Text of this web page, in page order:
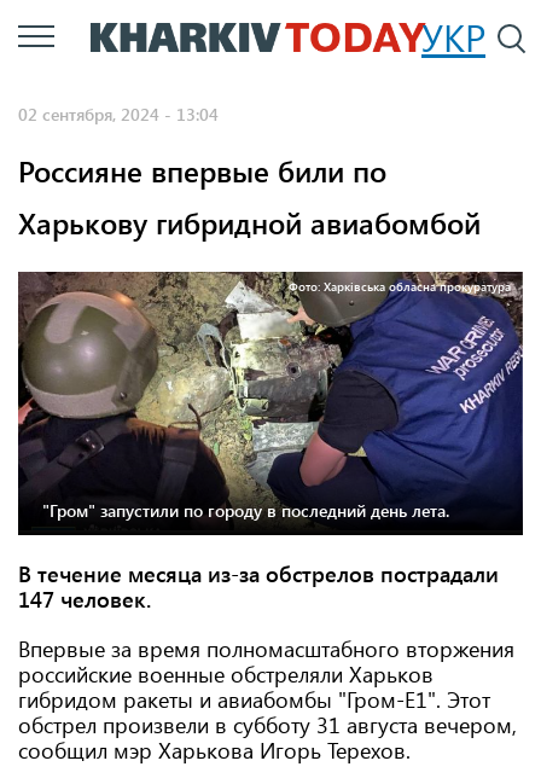
Перейти
к
УКР
02 сентября, 2024 - 13:04
Россияне впервые били по
Харькову гибридной авиабомбой
Фото: Харківська обласна прокуратура
"Гром" запустили по городу в последний день лета.
В течение месяца из-за обстрелов пострадали
147 человек.
Впервые за время полномасштабного вторжения
российские военные обстреляли Харьков
гибридом ракеты и авиабомбы "Гром-Е1". Этот
обстрел произвели в субботу 31 августа вечером,
сообщил мэр Харькова Игорь Терехов.